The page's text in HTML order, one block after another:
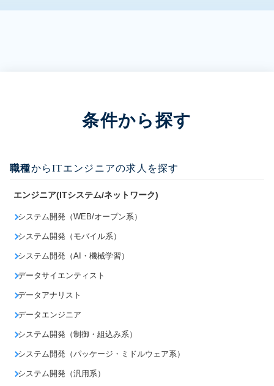
条件から探す
職種からITエンジニアの求人を探す
エンジニア(ITシステム/ネットワーク)
システム開発（WEB/オープン系）
システム開発（モバイル系）
システム開発（AI・機械学習）
データサイエンティスト
データアナリスト
データエンジニア
システム開発（制御・組込み系）
システム開発（パッケージ・ミドルウェア系）
システム開発（汎用系）